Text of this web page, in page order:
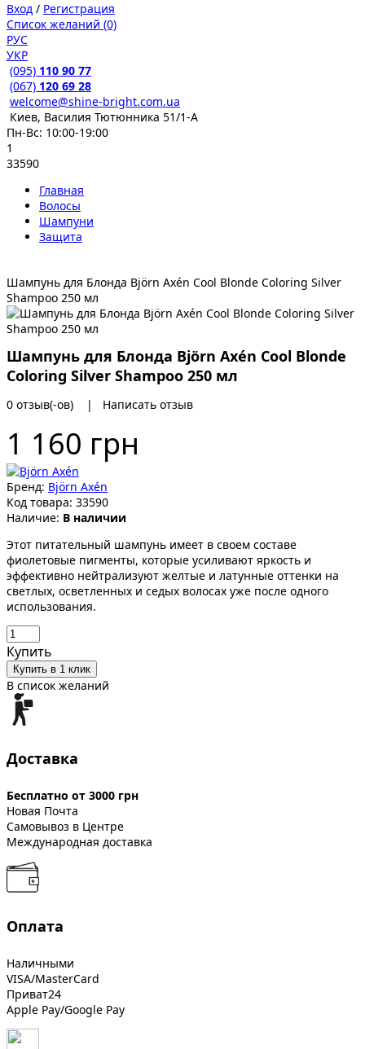
Вход / Регистрация
Список желаний (0)
РУС
УКР
(095) 110 90 77
(067) 120 69 28
welcome@shine-bright.com.ua
Киев, Василия Тютюнника 51/1-А
Пн-Вс: 10:00-19:00
1
33590
Главная
Волосы
Шампуни
Защита
Шампунь для Блонда Björn Axén Cool Blonde Coloring Silver
Shampoo 250 мл
Шампунь для Блонда Björn Axén Cool Blonde
Coloring Silver Shampoo 250 мл
0 отзыв(-ов) | Написать отзыв
1 160 грн
Бренд: Björn Axén
Код товара: 33590
Наличие: В наличии
Этот питательный шампунь имеет в своем составе
фиолетовые пигменты, которые усиливают яркость и
эффективно нейтрализуют желтые и латунные оттенки на
светлых, осветленных и седых волосах уже после одного
использования.
Купить
Купить в 1 клик
В список желаний
Доставка
Бесплатно от 3000 грн
Новая Почта
Самовывоз в Центре
Международная доставка
Оплата
Наличными
VISA/MasterCard
Приват24
Apple Pay/Google Pay